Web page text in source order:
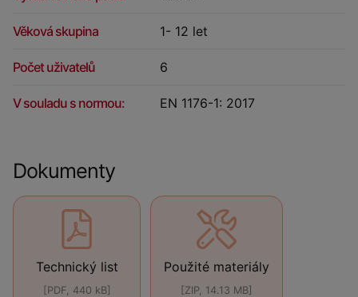
Věková skupina 1- 12 let
Počet uživatelů 6
V souladu s normou: EN 1176-1: 2017
Dokumenty
Technický list
[PDF, 440 kB]
Použité materiály
[ZIP, 14.13 MB]